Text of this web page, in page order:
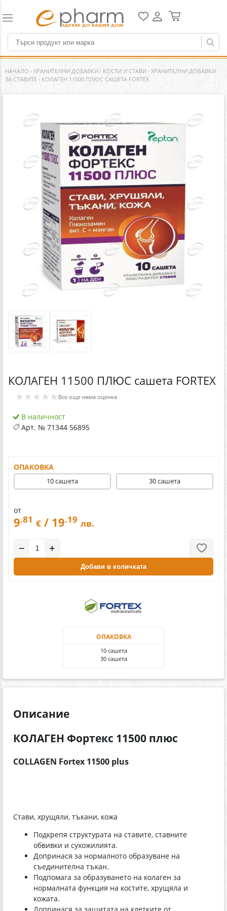
НАЧАЛО › ХРАНИТЕЛНИ ДОБАВКИ › КОСТИ И СТАВИ › ХРАНИТЕЛНИ ДОБАВКИ
ЗА СТАВИТЕ › КОЛАГЕН 11500 ПЛЮС САШЕТА FORTEX
КОЛАГЕН 11500 ПЛЮС сашета FORTEX
★★★★★ Все още няма оценка
В наличност
Арт. № 71344 56895
ОПАКОВКА
10 сашета 30 сашета
от
9.81 € / 19.19 лв.
− +
Добави в количката
ОПАКОВКА
10 сашета
30 сашета
Описание
КОЛАГЕН Фортекс 11500 плюс
COLLAGEN Fortex 11500 plus
Стави, хрущяли, тъкани, кожа
Подкрепя структурата на ставите, ставните
обвивки и сухожилията.
Допринася за нормалното образуване на
съединителна тъкан.
Подпомага за образуването на колаген за
нормалната функция на костите, хрущяла и
кожата.